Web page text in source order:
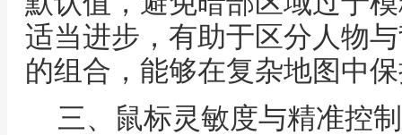
适当进步，有助于区分人物
的组合，能够在复杂地图中
三、鼠标灵敏度与精准控制